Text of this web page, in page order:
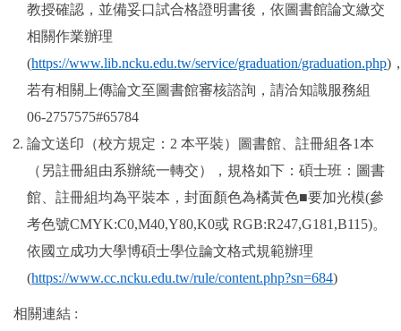
教授確認，並備妥口試合格證明書後，依圖書館論文繳交
相關作業辦理
(https://www.lib.ncku.edu.tw/service/graduation/graduation.php)
若有相關上傳論文至圖書館審核諮詢，請洽知識服務組
06-2757575#65784
論文送印（校方規定：2本平裝）圖書館、註冊組各1本
（另註冊組由系辦統一轉交），規格如下：碩士班：圖書
館、註冊組均為平裝本，封面顏色為橘黃色■要加光模(參
考色號CMYK:C0,M40,Y80,K0或 RGB:R247,G181,B115)。
依國立成功大學博碩士學位論文格式規範辦理
(https://www.cc.ncku.edu.tw/rule/content.php?sn=684)
相關連結 :